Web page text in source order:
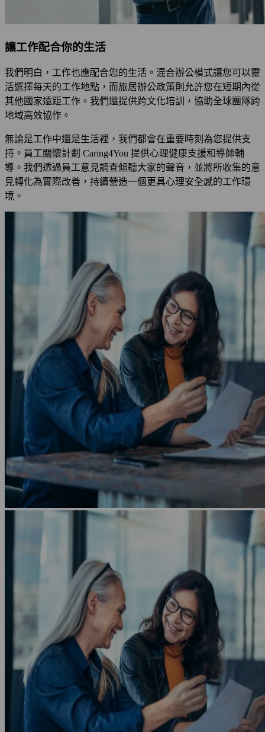
讓工作配合你的生活
我們明白，工作也應配合您的生活。混合辦公模式讓您可以靈
活選擇每天的工作地點，而旅居辦公政策則允許您在短期內從
其他國家遠距工作。我們還提供跨文化培訓，協助全球團隊跨
地域高效協作。
無論是工作中還是生活裡，我們都會在重要時刻為您提供支
持。員工關懷計劃 Caring4You 提供心理健康支援和導師輔
導。我們透過員工意見調查傾聽大家的聲音，並將所收集的意
見轉化為實際改善，持續營造一個更具心理安全感的工作環
境。